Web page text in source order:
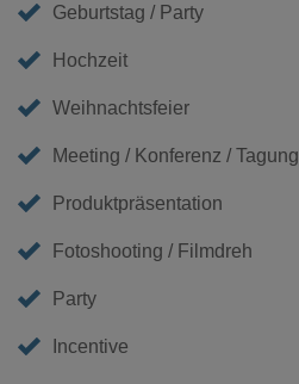
Geburtstag / Party
Hochzeit
Weihnachtsfeier
Meeting / Konferenz / Tagung
Produktpräsentation
Fotoshooting / Filmdreh
Party
Incentive